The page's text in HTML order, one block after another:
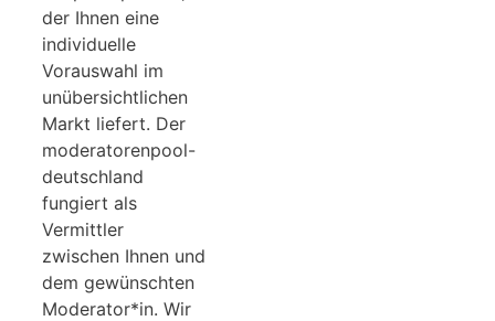
der Ihnen eine
individuelle
Vorauswahl im
unübersichtlichen
Markt liefert. Der
moderatorenpool-
deutschland
fungiert als
Vermittler
zwischen Ihnen und
dem gewünschten
Moderator*in. Wir